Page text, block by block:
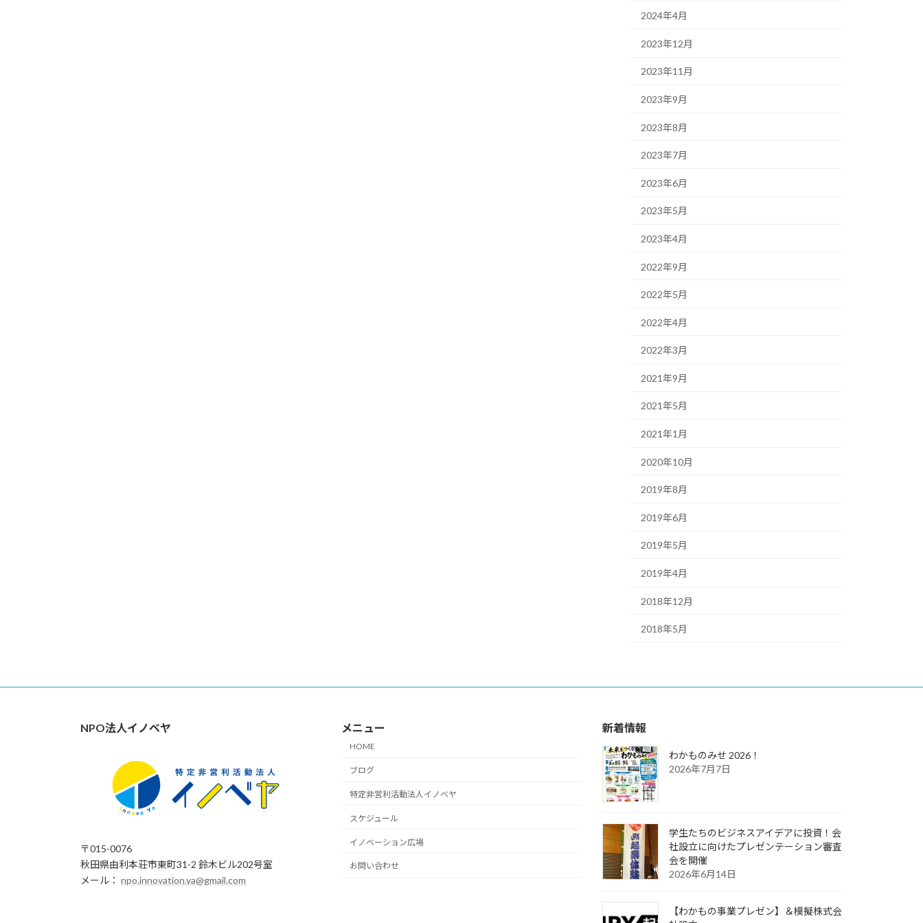
2024年4月
2023年12月
2023年11月
2023年9月
2023年8月
2023年7月
2023年6月
2023年5月
2023年4月
2022年9月
2022年5月
2022年4月
2022年3月
2021年9月
2021年5月
2021年1月
2020年10月
2019年8月
2019年6月
2019年5月
2019年4月
2018年12月
2018年5月
NPO法人イノベヤ
〒015-0076
秋田県由利本荘市東町31-2 鈴木ビル202号室
メール： npo.innovation.ya@gmail.com
メニュー
HOME
ブログ
特定非営利活動法人イノベヤ
スケジュール
イノベーション広場
お問い合わせ
新着情報
わかものみせ 2026！
2026年7月7日
学生たちのビジネスアイデアに投資！会
社設立に向けたプレゼンテーション審査
会を開催
2026年6月14日
【わかもの事業プレゼン】＆模擬株式会